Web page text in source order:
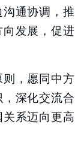
通协调，推
发展，促进
，愿同中方
深化交流合
系迈向更高